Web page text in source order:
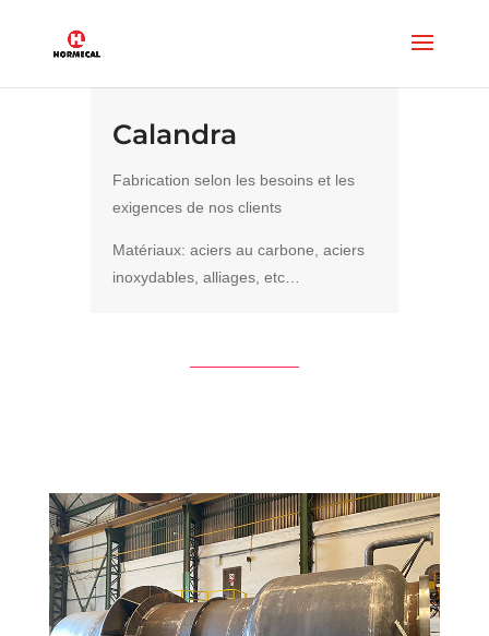
Calandra
Fabrication selon les besoins et les
exigences de nos clients
Matériaux: aciers au carbone, aciers
inoxydables, alliages, etc…